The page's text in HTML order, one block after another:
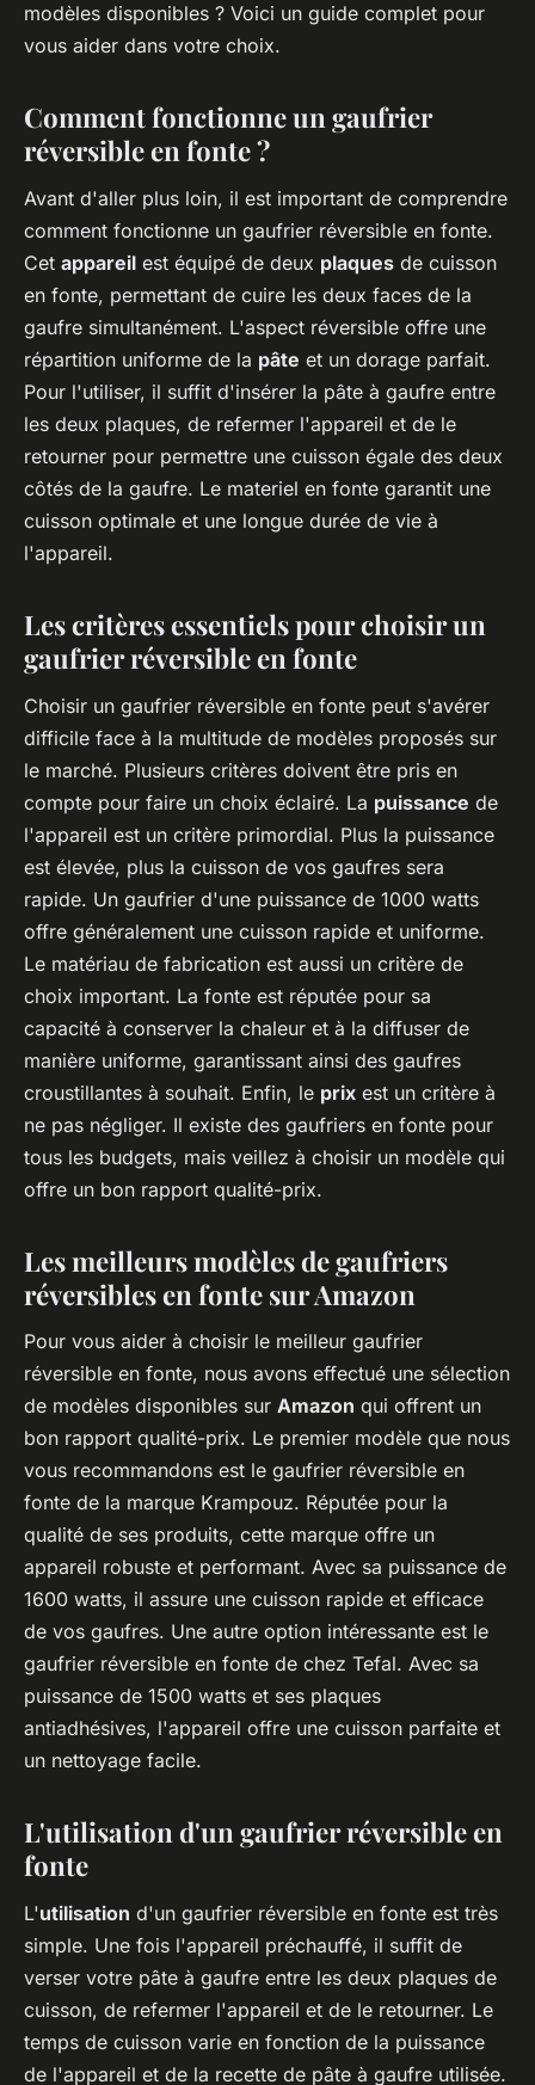
modèles disponibles ? Voici un guide complet pour
vous aider dans votre choix.
Comment fonctionne un gaufrier
réversible en fonte ?
Avant d'aller plus loin, il est important de comprendre
comment fonctionne un gaufrier réversible en fonte.
Cet appareil est équipé de deux plaques de cuisson
en fonte, permettant de cuire les deux faces de la
gaufre simultanément. L'aspect réversible offre une
répartition uniforme de la pâte et un dorage parfait.
Pour l'utiliser, il suffit d'insérer la pâte à gaufre entre
les deux plaques, de refermer l'appareil et de le
retourner pour permettre une cuisson égale des deux
côtés de la gaufre. Le materiel en fonte garantit une
cuisson optimale et une longue durée de vie à
l'appareil.
Les critères essentiels pour choisir un
gaufrier réversible en fonte
Choisir un gaufrier réversible en fonte peut s'avérer
difficile face à la multitude de modèles proposés sur
le marché. Plusieurs critères doivent être pris en
compte pour faire un choix éclairé. La puissance de
l'appareil est un critère primordial. Plus la puissance
est élevée, plus la cuisson de vos gaufres sera
rapide. Un gaufrier d'une puissance de 1000 watts
offre généralement une cuisson rapide et uniforme.
Le matériau de fabrication est aussi un critère de
choix important. La fonte est réputée pour sa
capacité à conserver la chaleur et à la diffuser de
manière uniforme, garantissant ainsi des gaufres
croustillantes à souhait. Enfin, le prix est un critère à
ne pas négliger. Il existe des gaufriers en fonte pour
tous les budgets, mais veillez à choisir un modèle qui
offre un bon rapport qualité-prix.
Les meilleurs modèles de gaufriers
réversibles en fonte sur Amazon
Pour vous aider à choisir le meilleur gaufrier
réversible en fonte, nous avons effectué une sélection
de modèles disponibles sur Amazon qui offrent un
bon rapport qualité-prix. Le premier modèle que nous
vous recommandons est le gaufrier réversible en
fonte de la marque Krampouz. Réputée pour la
qualité de ses produits, cette marque offre un
appareil robuste et performant. Avec sa puissance de
1600 watts, il assure une cuisson rapide et efficace
de vos gaufres. Une autre option intéressante est le
gaufrier réversible en fonte de chez Tefal. Avec sa
puissance de 1500 watts et ses plaques
antiadhésives, l'appareil offre une cuisson parfaite et
un nettoyage facile.
L'utilisation d'un gaufrier réversible en
fonte
L'utilisation d'un gaufrier réversible en fonte est très
simple. Une fois l'appareil préchauffé, il suffit de
verser votre pâte à gaufre entre les deux plaques de
cuisson, de refermer l'appareil et de le retourner. Le
temps de cuisson varie en fonction de la puissance
de l'appareil et de la recette de pâte à gaufre utilisée.